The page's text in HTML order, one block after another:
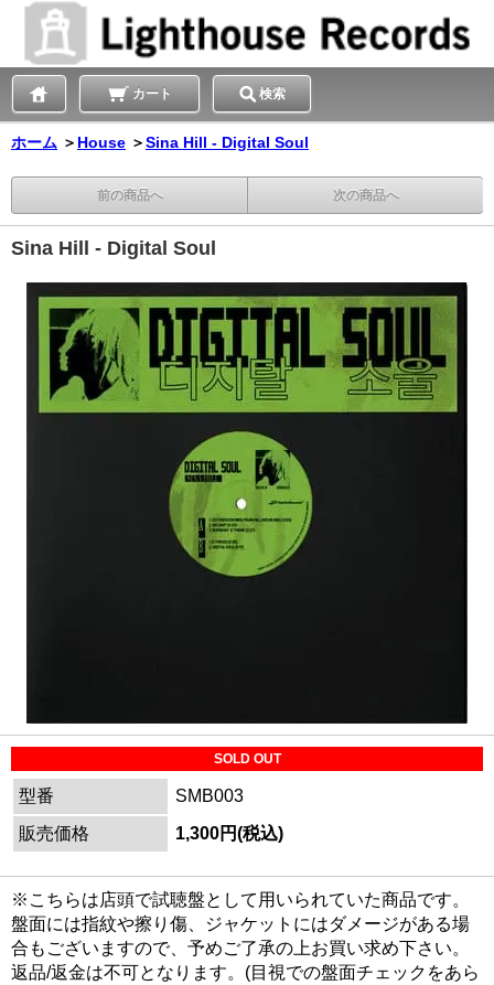
カート 検索
ホーム ＞ House ＞Sina Hill - Digital Soul
前の商品へ 次の商品へ
Sina Hill - Digital Soul
SOLD OUT
型番
SMB003
販売価格
1,300円(税込)
※こちらは店頭で試聴盤として用いられていた商品です。
盤面には指紋や擦り傷、ジャケットにはダメージがある場
合もございますので、予めご了承の上お買い求め下さい。
返品/返金は不可となります。(目視での盤面チェックをあら